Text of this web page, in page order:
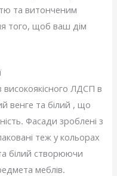
та витонченим
того, щоб ваш дім
високоякісного ЛДСП в
венге та білий , що
Фасади зроблені з
теж у кольорах
та білий створюючи
меблів.